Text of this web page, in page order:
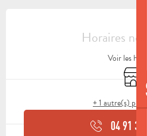
OUVERTURE ET
Horaires non
Voir les
+ 1 autre(s)
04 91